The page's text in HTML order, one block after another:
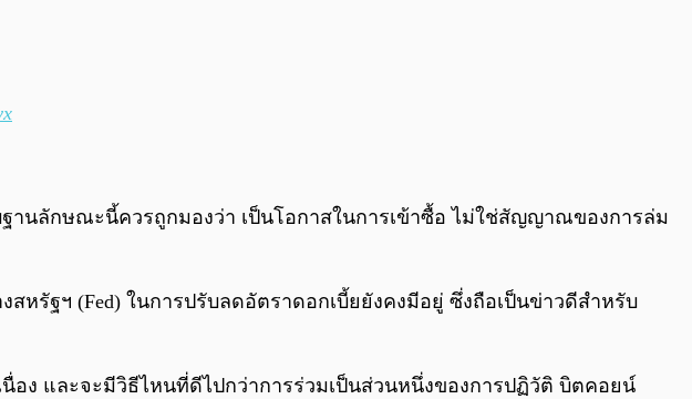
ฐานลักษณะนี้ควรถูกมองว่า เป็นโอกาสในการเข้าซื้อ ไม่ใช่สัญญาณของการล่ม
รัฐฯ (Fed) ในการปรับลดอัตราดอกเบี้ยยังคงมีอยู่ ซึ่งถือเป็นข่าวดีสำหรับ
อง และจะมีวิธีไหนที่ดีไปกว่าการร่วมเป็นส่วนหนึ่งของการปฏิวัติ บิตคอยน์